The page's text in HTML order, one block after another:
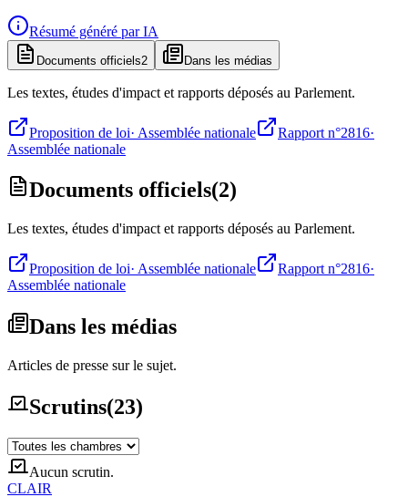
Résumé généré par IA
Documents officiels2 Dans les médias
Les textes, études d'impact et rapports déposés au Parlement.
Proposition de loi· Assemblée nationale Rapport n°2816·
Assemblée nationale
Documents officiels(2)
Les textes, études d'impact et rapports déposés au Parlement.
Proposition de loi· Assemblée nationale Rapport n°2816·
Assemblée nationale
Dans les médias
Articles de presse sur le sujet.
Scrutins(23)
Aucun scrutin.
CLAIR